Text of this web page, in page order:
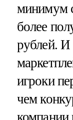
минимум
более
рублей. И
игроки
чем
компании